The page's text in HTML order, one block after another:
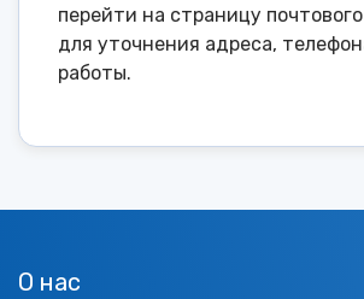
перейти на страницу
для уточнения адреса,
работы.
О нас